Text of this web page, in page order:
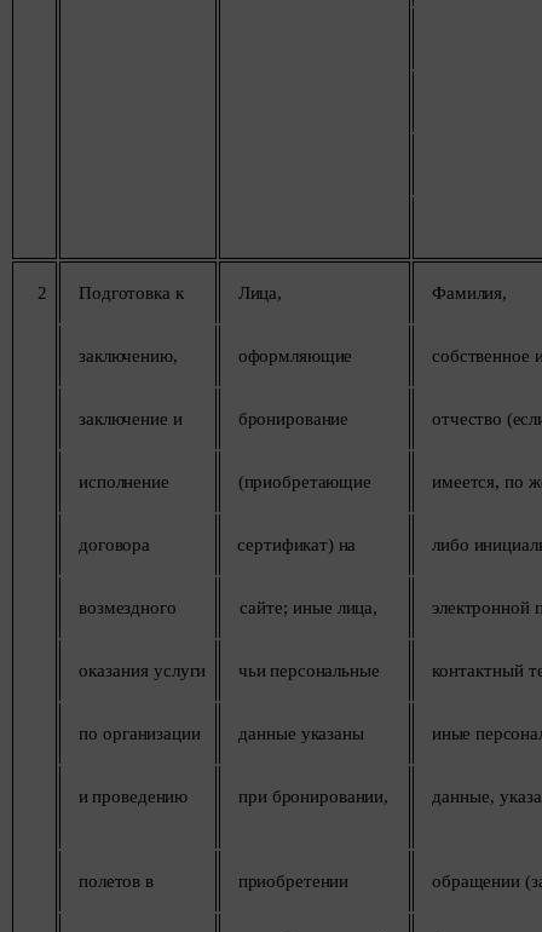
2 Подготовка к Лица, Фамилия,
заключению, оформляющие собственное
заключение и бронирование отчество
исполнение (приобретающие имеется, по
договора сертификат) на либо
возмездного сайте; иные лица, электронной
оказанияуслуги чьи персональные контактный
поорганизации данные указаны иные
и проведению при бронировании, данные,
полетов в приобретении обращении